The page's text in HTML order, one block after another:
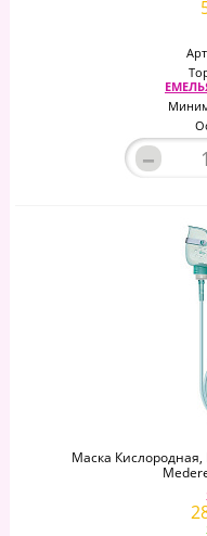
–
Маска Кислородная,